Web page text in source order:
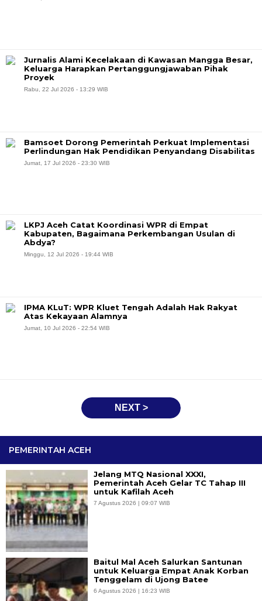
PEMERINTAH ACEH
Jelang MTQ Nasional XXXI,
Pemerintah Aceh Gelar TC Tahap III
untuk Kafilah Aceh
7 Agustus 2026 | 09:07 WIB
Baitul Mal Aceh Salurkan Santunan
untuk Keluarga Empat Anak Korban
Tenggelam di Ujong Batee
6 Agustus 2026 | 16:23 WIB
Jurnalis Alami Kecelakaan di Kawasan Mangga Besar,
Keluarga Harapkan Pertanggungjawaban Pihak
Proyek
Rabu, 22 Jul 2026 - 13:29 WIB
Bamsoet Dorong Pemerintah Perkuat Implementasi
Perlindungan Hak Pendidikan Penyandang Disabilitas
Jumat, 17 Jul 2026 - 23:30 WIB
LKPJ Aceh Catat Koordinasi WPR di Empat
Kabupaten, Bagaimana Perkembangan Usulan di
Abdya?
Minggu, 12 Jul 2026 - 19:44 WIB
IPMA KLuT: WPR Kluet Tengah Adalah Hak Rakyat
Atas Kekayaan Alamnya
Jumat, 10 Jul 2026 - 22:54 WIB
NEXT >